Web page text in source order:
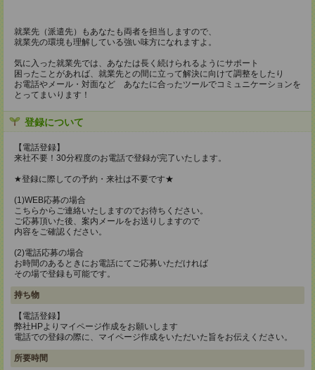
就業先（派遣先）もあなたも両者を担当しますので、
就業先の環境も理解している強い味方になれますよ。
気に入った就業先では、あなたは長く続けられるようにサポート
困ったことがあれば、就業先との間に立って解決に向けて調整をしたり
お電話やメール・対面など あなたに合ったツールでコミュニケーションを
とってまいります！
登録について
【電話登録】
来社不要！30分程度のお電話で登録が完了いたします。
★登録に際しての予約・来社は不要です★
(1)WEB応募の場合
こちらからご連絡いたしますのでお待ちください。
ご応募頂いた後、案内メールをお送りしますので
内容をご確認ください。
(2)電話応募の場合
お時間のあるときにお電話にてご応募いただければ
その場で登録も可能です。
持ち物
【電話登録】
弊社HPよりマイページ作成をお願いします
電話での登録の際に、マイページ作成をいただいた旨をお伝えください。
所要時間